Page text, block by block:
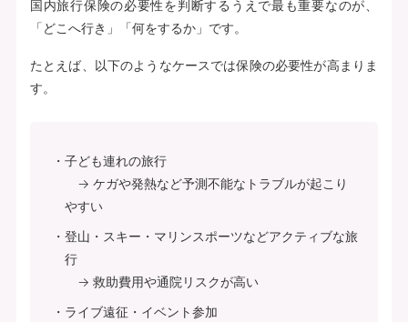
国内旅行保険の必要性を判断するうえで最も重要なのが、
「どこへ行き」「何をするか」です。
たとえば、以下のようなケースでは保険の必要性が高まりま
す。
子ども連れの旅行
→ ケガや発熱など予測不能なトラブルが起こり
やすい
登山・スキー・マリンスポーツなどアクティブな旅
行
→ 救助費用や通院リスクが高い
ライブ遠征・イベント参加